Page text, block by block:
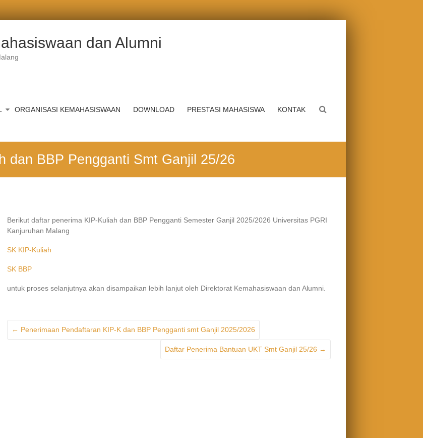
dan Alumni
ORGANISASI KEMAHASISWAAN DOWNLOAD PRESTASI MAHASISWA KONTAK
dan BBP Pengganti Smt Ganjil 25/26
Berikut daftar penerima KIP-Kuliah dan BBP Pengganti Semester Ganjil 2025/2026 Universitas PGRI
Kanjuruhan Malang
SK KIP-Kuliah
SK BBP
untuk proses selanjutnya akan disampaikan lebih lanjut oleh Direktorat Kemahasiswaan dan Alumni.
← Penerimaan Pendaftaran KIP-K dan BBP Pengganti smt Ganjil 2025/2026
Daftar Penerima Bantuan UKT Smt Ganjil 25/26 →